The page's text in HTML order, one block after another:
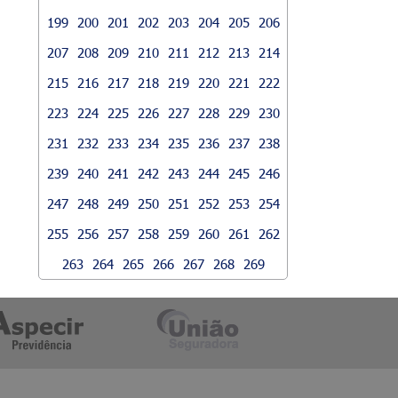
199
200 201 202 203 204 205
206
207
208 209 210 211 212 213
214
215
216 217 218 219 220 221
222
223
224 225 226 227 228 229
230
231
232 233 234 235 236 237
238
239
240 241 242 243 244 245
246
247
248 249 250 251 252 253
254
255
256 257 258 259 260 261
262
263
264 265 266 267 268 269